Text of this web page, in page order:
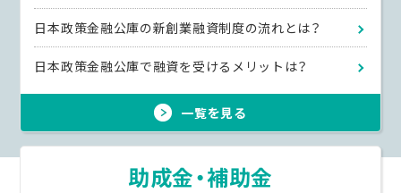
日本政策金融公庫の新創業融資制度の流れとは？
日本政策金融公庫で融資を受けるメリットは？
一覧を見る
助成金・補助金